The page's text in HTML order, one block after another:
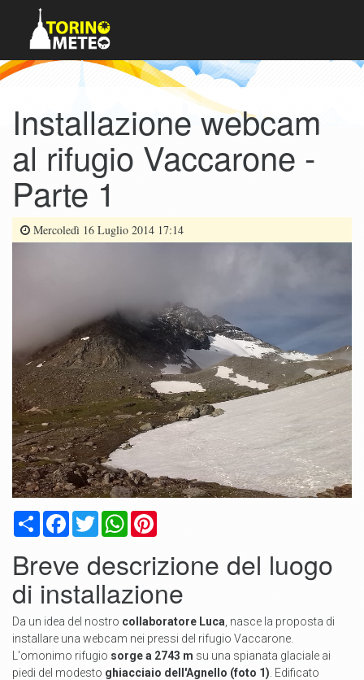
Installazione webcam
al rifugio Vaccarone -
Parte 1
Mercoledì 16 Luglio 2014 17:14
CondividiFacebook
TwitterWhatsApp
Breve descrizione del luogo
di installazione
Da un idea del nostro collaboratore Luca , nasce la proposta di
installare una webcam nei pressi del rifugio Vaccarone.
L'omonimo rifugio sorge a 2743 m su una spianata glaciale ai
piedi del modesto ghiacciaio dell'Agnello (foto 1) . Edificato